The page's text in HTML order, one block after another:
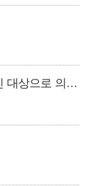
인천 의료기사연합회, 함박마을 이주민 대상으로 의료 봉사활동